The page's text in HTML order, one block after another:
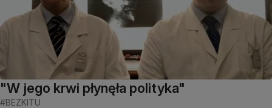
"W jego krwi płynęła polityka"
#BEZKITU